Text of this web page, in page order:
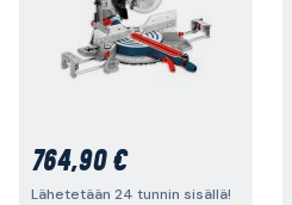
764,90 €
Lähetetään 24 tunnin sisällä!